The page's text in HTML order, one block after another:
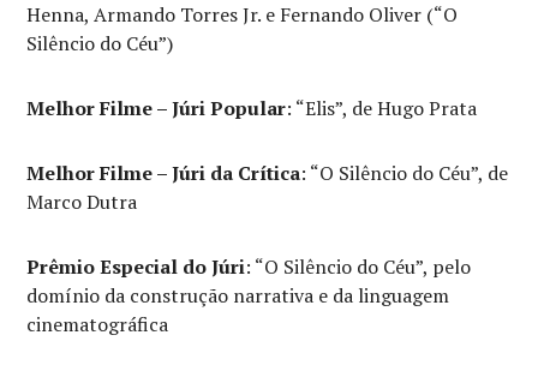
Henna, Armando Torres Jr. e Fernando Oliver (“O
Silêncio do Céu”)
Melhor Filme – Júri Popular: “Elis”, de Hugo Prata
Melhor Filme – Júri da Crítica: “O Silêncio do Céu”, de
Marco Dutra
Prêmio Especial do Júri: “O Silêncio do Céu”, pelo
domínio da construção narrativa e da linguagem
cinematográfica